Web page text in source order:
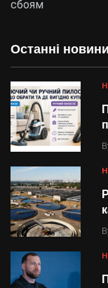
сбоям
Останні новини